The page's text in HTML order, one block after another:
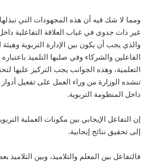
ومما لا شك فيه أن هذه المجهودات التي
غير ذات جدوى في غياب العلاقة التفاعلية
والذي يجب أن يكون بين الإدارة التربوية
الفاعلين والشركاء وفي صلبها التلميذ
التعلمية، وهذه الجوانب يجب التركيز عليها
تنشده الوزارة من وراء العمل على تفعيل
داخل المنظومة التربوية.
إن التفاعل الإيجابي بين مكونات العملية
إلى تحقيق نتائج إيجابية.
فالتفاعل بين المعلم والتلاميذ، وبين